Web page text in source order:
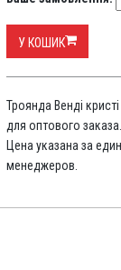
У КОШИК
Троянда Венді
для оптового
Цена указана за
менеджеров.